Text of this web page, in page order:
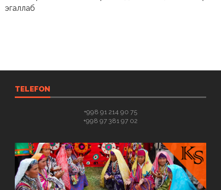
эгаллаб
TELEFON
+998 91 214 90 75
+998 97 381 97 02